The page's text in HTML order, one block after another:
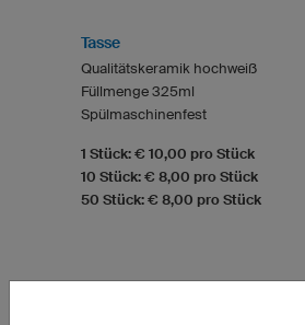
Tasse
Qualitätskeramik hochweiß
Füllmenge 325ml
Spülmaschinenfest
1 Stück: € 10,00 pro Stück
10 Stück: € 8,00 pro Stück
50 Stück: € 8,00 pro Stück